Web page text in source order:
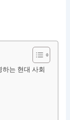
는 현대 사회